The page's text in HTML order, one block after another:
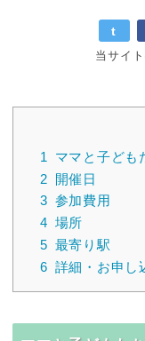
t
当サイ
1
ママと子ども
2 開催日
3 参加費用
4 場所
5 最寄り駅
6 詳細・お申し